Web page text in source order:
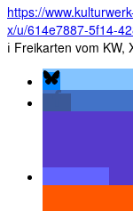
https://
x/u/614e7887-5f14-
ℹ️ Freikarten vom KW,